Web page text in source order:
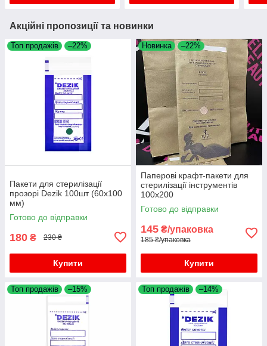
Акційні пропозиції та новинки
Топ продажів –22%
Пакети для стерилізації
прозорі Dezik 100шт (60х100
мм)
Готово до відправки
180 ₴ 230 ₴
Купити
Новинка –22%
Паперові крафт-пакети для
стерилізації інструментів
100х200
Готово до відправки
145 ₴/упаковка
185 ₴/упаковка
Купити
Топ продажів –15% Топ продажів –14%